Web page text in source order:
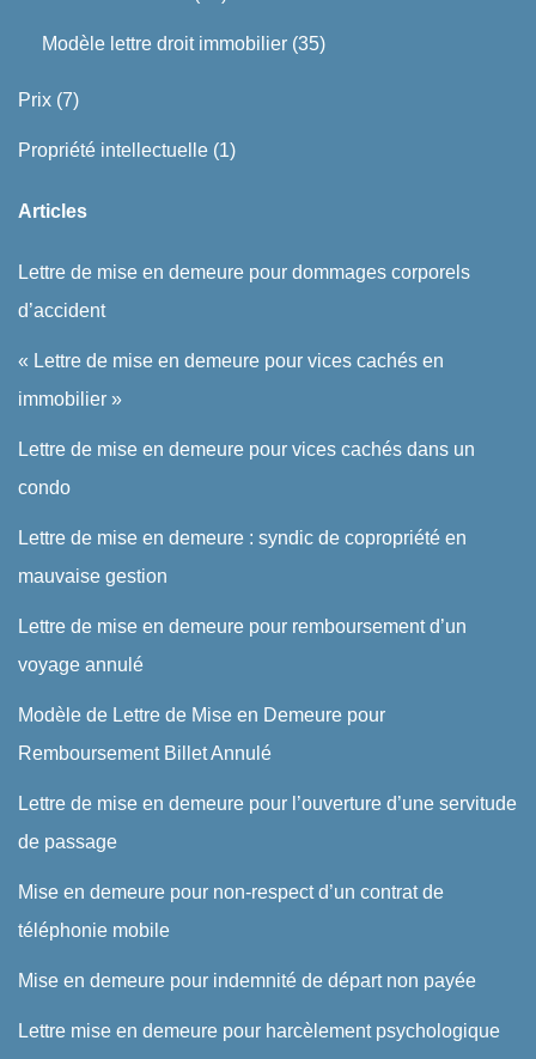
Modèle lettre droit immobilier (35)
Prix (7)
Propriété intellectuelle (1)
Articles
Lettre de mise en demeure pour dommages corporels
d’accident
« Lettre de mise en demeure pour vices cachés en
immobilier »
Lettre de mise en demeure pour vices cachés dans un
condo
Lettre de mise en demeure : syndic de copropriété en
mauvaise gestion
Lettre de mise en demeure pour remboursement d’un
voyage annulé
Modèle de Lettre de Mise en Demeure pour
Remboursement Billet Annulé
Lettre de mise en demeure pour l’ouverture d’une servitude
de passage
Mise en demeure pour non-respect d’un contrat de
téléphonie mobile
Mise en demeure pour indemnité de départ non payée
Lettre mise en demeure pour harcèlement psychologique